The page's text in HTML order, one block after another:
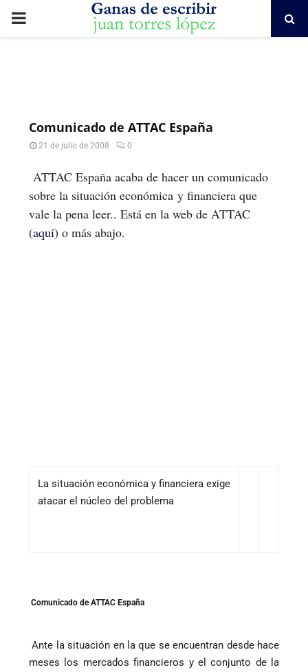
PRIMARY
Comunicado de ATTAC España
21 de julio de 2008 0
ATTAC España acaba de hacer un comunicado
sobre la situación económica y financiera que
vale la pena leer.. Está en la web de ATTAC
(aquí) o más abajo.
La situación económica y financiera exige
atacar el núcleo del problema
Comunicado de ATTAC España
Ante la situación en la que se encuentran desde hace
meses los mercados financieros y el conjunto de la